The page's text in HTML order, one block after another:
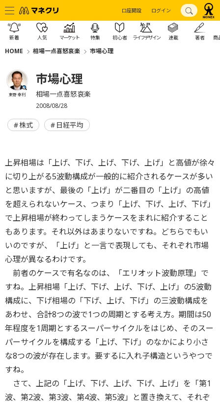
口座開設 ログイン
新着 人気 マーケット 特集 初心者 ライフデザイン 連載 著者 商
HOME 相場一点喜怒哀楽 市場心理
東野 幸利
市場心理
相場一点喜怒哀楽
2008/08/28
株式 日経平均
上昇相場は「上げ、下げ、上げ、下げ、上げ」と高値が徐々
に切り上がる5波動構成が一般的に紹介されるケースが多い
と思いますが、最後の「上げ」が二番目の「上げ」の高値
を超えられないケース、つまり「上げ、下げ、上げ、下げ」
で上昇相場が終わってしまうケースをまれに紹介すること
もあります。それ以外はあまりないですね。どちらでもい
いのですが、「上げ」と一言で表現しても、それぞれ市場
心理が異なるわけです。
前者のケースで有名なのは、「エリオット波動原理」で
すね。上昇相場「上げ、下げ、上げ、下げ、上げ」の5波動
構成に、下げ相場の「下げ、上げ、下げ」の三波動構成を
あわせ、合計8つの波で1つの周期とする考え方。期間は50
年程度を1周期とするスーパーサイクルをはじめ、そのスー
パーサイクルを構成する「上げ、下げ」のなかにより小さ
な8つの波が存在します。要するに入れ子構造というやつで
すね。
さて、上記の「上げ、下げ、上げ、下げ、上げ」を「第1
波、第2波、第3波、第4波、第5波」と置き換えて、それぞ